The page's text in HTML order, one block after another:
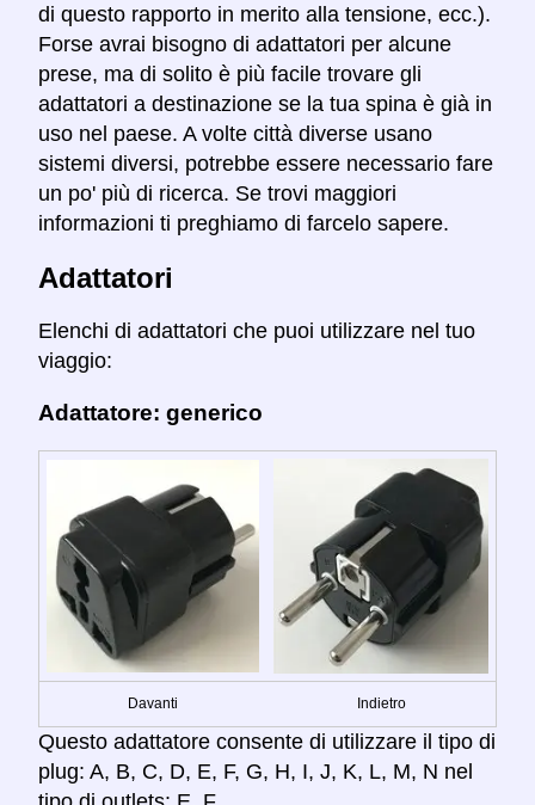
di questo rapporto in merito alla tensione, ecc.).
Forse avrai bisogno di adattatori per alcune
prese, ma di solito è più facile trovare gli
adattatori a destinazione se la tua spina è già in
uso nel paese. A volte città diverse usano
sistemi diversi, potrebbe essere necessario fare
un po' più di ricerca. Se trovi maggiori
informazioni ti preghiamo di farcelo sapere.
Adattatori
Elenchi di adattatori che puoi utilizzare nel tuo
viaggio:
Adattatore: generico
Davanti Indietro
Questo adattatore consente di utilizzare il tipo di
plug: A, B, C, D, E, F, G, H, I, J, K, L, M, N nel